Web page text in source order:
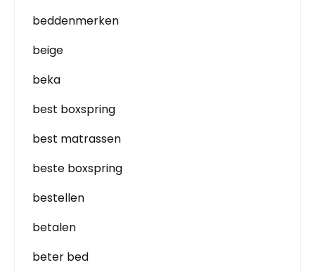
beddenmerken
beige
beka
best boxspring
best matrassen
beste boxspring
bestellen
betalen
beter bed